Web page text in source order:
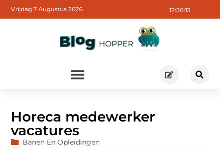
12:30:14
Vrijdag 7 Augustus 2026
Horeca medewerker
vacatures
Banen En Opleidingen